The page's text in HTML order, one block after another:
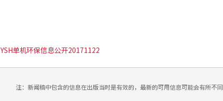
YSH单机环保信息公开20171122
注：新闻稿中包含的信息在出版当时是有效的，最新的可用信息可能会有所不同